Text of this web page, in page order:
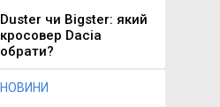
Duster чи Bigster: який
кросовер Dacia
обрати?
НОВИНИ